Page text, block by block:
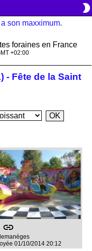
brightness_2
foraines en France
+02:00
- Fête de la Saint
link
01/10/2014 20:12